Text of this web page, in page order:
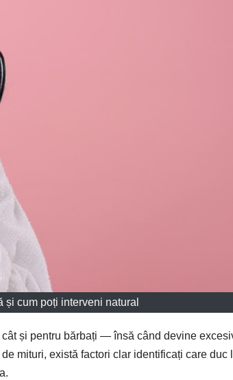
cum poți interveni natural
și pentru bărbați — însă când devine
mituri, există factori clar identificați care duc